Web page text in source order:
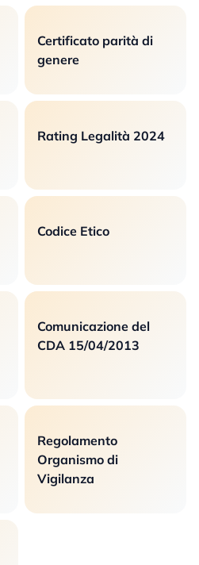
Certificato parità di
genere
Rating Legalità 2024
Codice Etico
Comunicazione del
CDA 15/04/2013
Regolamento
Organismo di
Vigilanza